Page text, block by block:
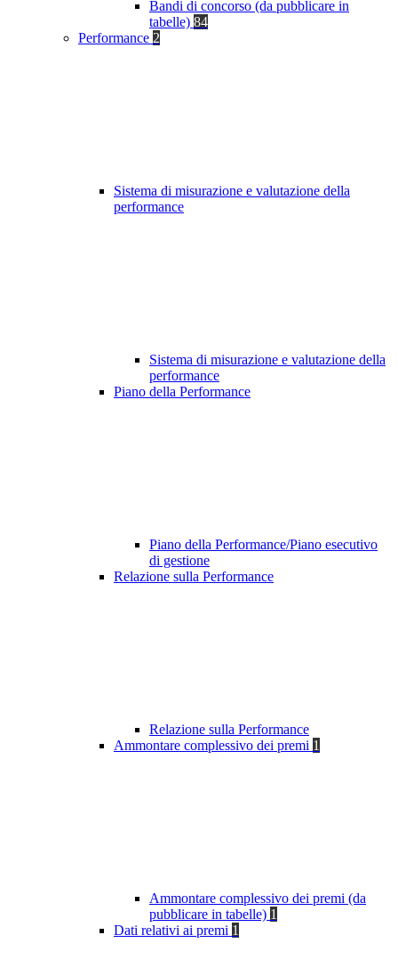
Bandi di concorso (da pubblicare in
tabelle) 84
Performance 2
Sistema di misurazione e valutazione della
performance
Sistema di misurazione e valutazione della
performance
Piano della Performance
Piano della Performance/Piano esecutivo
di gestione
Relazione sulla Performance
Relazione sulla Performance
Ammontare complessivo dei premi 1
Ammontare complessivo dei premi (da
pubblicare in tabelle) 1
Dati relativi ai premi 1